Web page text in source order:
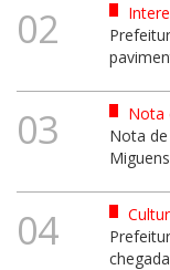
02
03
Nota
Nota
04